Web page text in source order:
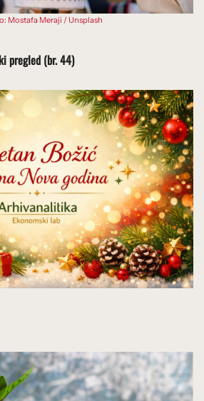
Mostafa Meraji / Unsplash
pregled (br. 44)